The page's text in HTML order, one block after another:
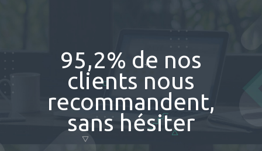
95,2% de nos
clients nous
recommandent,
sans hésiter